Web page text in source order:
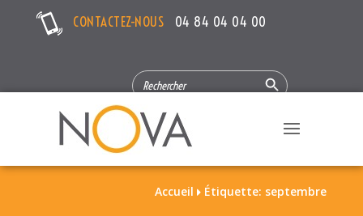
CONTACTEZ-NOUS 04 84 04 04 00
SEARCH
FOR:
Search Button
Accueil  Étiquette: septembre